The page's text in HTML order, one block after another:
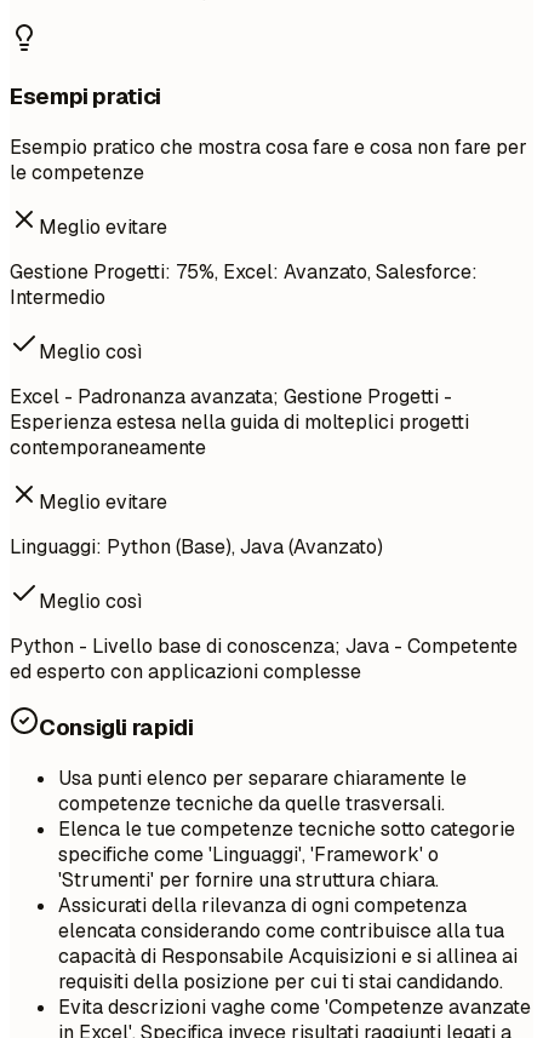
Esempi pratici
Esempio pratico che mostra cosa fare e cosa non fare per
le competenze
Meglio evitare
Gestione Progetti: 75%, Excel: Avanzato, Salesforce:
Intermedio
Meglio così
Excel - Padronanza avanzata; Gestione Progetti -
Esperienza estesa nella guida di molteplici progetti
contemporaneamente
Meglio evitare
Linguaggi: Python (Base), Java (Avanzato)
Meglio così
Python - Livello base di conoscenza; Java - Competente
ed esperto con applicazioni complesse
Consigli rapidi
Usa punti elenco per separare chiaramente le
competenze tecniche da quelle trasversali.
Elenca le tue competenze tecniche sotto categorie
specifiche come 'Linguaggi', 'Framework' o
'Strumenti' per fornire una struttura chiara.
Assicurati della rilevanza di ogni competenza
elencata considerando come contribuisce alla tua
capacità di Responsabile Acquisizioni e si allinea ai
requisiti della posizione per cui ti stai candidando.
Evita descrizioni vaghe come 'Competenze avanzate
in Excel'. Specifica invece risultati raggiunti legati a